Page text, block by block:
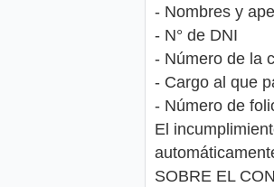
- Nombres y
- N° de DNI
- Número de la
- Cargo al que
- Número de
El
SOBRE EL